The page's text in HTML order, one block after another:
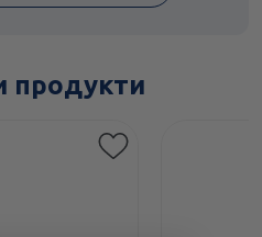
продукти